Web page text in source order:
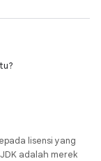
lisensi yang
adalah merek